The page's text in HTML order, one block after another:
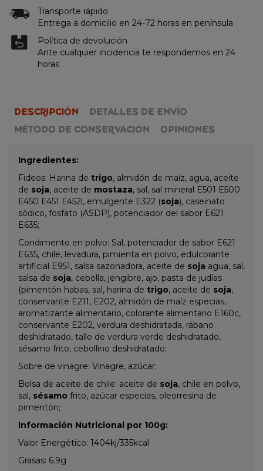
Transporte rápido
Entrega a domicilio en 24-72 horas en península
Política de devolución
Ante cualquier incidencia te respondemos en 24
horas
DESCRIPCIÓN
DETALLES DE ENVÍO
MÉTODO DE CONSERVACIÓN
OPINIONES
Ingredientes:
Fideos: Harina de trigo, almidón de maíz, agua, aceite
de soja, aceite de mostaza, sal, sal mineral E501 E500
E450 E451 E452l, emulgente E322 (soja), caseinato
sódico, fosfato (ASDP), potenciador del sabor E621
E635;
Condimento en polvo: Sal, potenciador de sabor E621
E635, chile, levadura, pimienta en polvo, edulcorante
artificial E951, salsa sazonadora, aceite de soja agua, sal,
salsa de soja, cebolla, jengibre, ajo, pasta de judías
(pimentón habas, sal, harina de trigo, aceite de soja,
conservante E211, E202, almidón de maíz especias,
aromatizante alimentario, colorante alimentario E160c,
conservante E202, verdura deshidratada, rábano
deshidratado, tallo de verdura verde deshidratado,
sésamo frito, cebollino deshidratado;
Sobre de vinagre: Vinagre, azúcar;
Bolsa de aceite de chile: aceite de soja, chile en polvo,
sal, sésamo frito, azúcar especias, oleorresina de
pimentón;
Información Nutricional por 100g:
Valor Energético: 1404kj/335kcal
Grasas: 6.9g